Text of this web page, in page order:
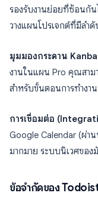
รองรับงานย่อยที่ซ้อนกัน
วางแผนโปรเจกต์ที่มีลำดั
มุมมองกระดาน
งานในแผน Pro คุณสาม
สำหรับขั้นตอนการทำงา
การเชื่อมต่อ
Google Calendar (ผ่า
มากมาย ระบบนิเวศของ
ข้อจำกัดของ